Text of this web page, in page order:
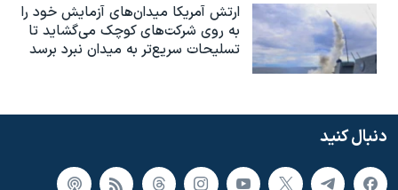
ارتش آمریکا میدان‌های آزمایش خود را
به روی شرکت‌های کوچک می‌گشاید تا
تسلیحات سریع‌تر به میدان نبرد برسد
دنبال کنید